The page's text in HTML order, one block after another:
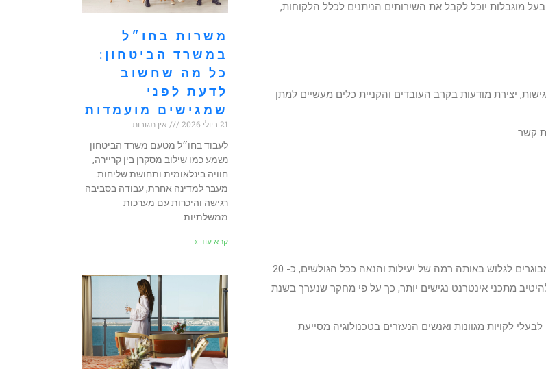
מוגבלות יוכל לקבל את השירותים הניתנים לכלל הלקוחות,
יצירת מודעות בקרב העובדים והקניית כלים מעשיים למתן
קשר:
אתר אינטרנט נגיש הוא אתר המאפשר לאנשים עם מוגבלות ולאנשים מבוגרים לגלוש באותה רמה של יעילות והנאה ככל הגולשים, כ- 20
להיטיב מתכני אינטרנט נגישים יותר, כך על פי מחקר שנערך בשנת
לקויות מגוונות ואנשים הנעזרים בטכנולוגיה מסייעת
משרות בחו״ל
במשרד הביטחון:
כל מה שחשוב
לדעת לפני
שמגישים מועמדות
21 ביולי 2026
אין תגובות
לעבוד בחו״ל מטעם משרד הביטחון
נשמע כמו שילוב מסקרן בין קריירה,
חוויה בינלאומית ותחושת שליחות.
מעבר למדינה אחרת, עבודה בסביבה
רגישה והיכרות עם מערכות
ממשלתיות
קרא עוד »